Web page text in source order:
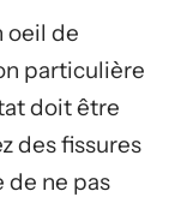
oeil de
particulière
doit être
des fissures
de ne pas